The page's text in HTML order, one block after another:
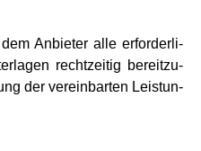
Anbie­ter alle erfor­der­li­
recht­zei­tig bereit­zu­
der ver­ein­bar­ten Lei­stun­